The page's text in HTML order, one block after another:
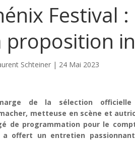
Festival
proposition
Schteiner | 24 Mai 2023
de la sélection officielle
metteuse en scène et
de programmation pour le
a offert un entretien